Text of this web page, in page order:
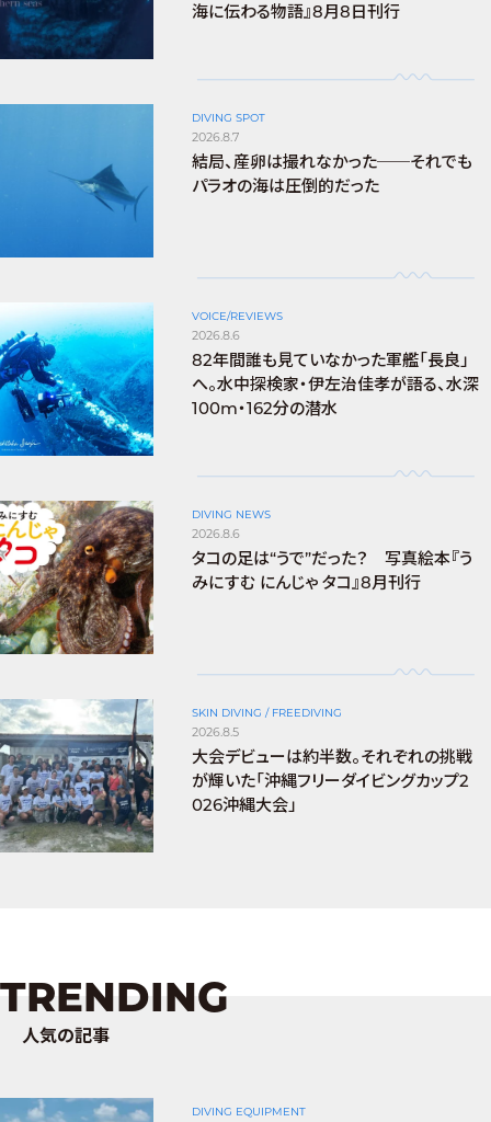
海に伝わる物語』8月8日刊行
DIVING SPOT
2026.8.7
結局、産卵は撮れなかった──それでも
パラオの海は圧倒的だった
VOICE/REVIEWS
2026.8.6
82年間誰も見ていなかった軍艦「長良」
へ。水中探検家・伊左治佳孝が語る、水深
100m・162分の潜水
DIVING NEWS
2026.8.6
タコの足は“うで”だった？ 写真絵本『う
みにすむ にんじゃ タコ』8月刊行
SKIN DIVING / FREEDIVING
2026.8.5
大会デビューは約半数。それぞれの挑戦
が輝いた「沖縄フリーダイビングカップ2
026沖縄大会」
TRENDING
人気の記事
DIVING EQUIPMENT